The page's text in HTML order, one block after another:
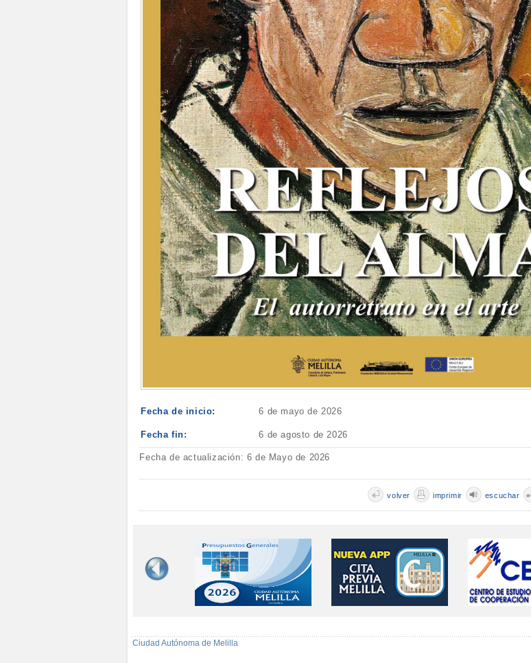
Fecha de inicio: 6 de mayo de 2026
Fecha fin: 6 de agosto de 2026
Fecha de actualización: 6 de Mayo de 2026
escuchar
imprimir
volver
Ciudad Autónoma de Melilla